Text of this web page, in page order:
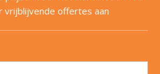
vrijblijvende offertes aan